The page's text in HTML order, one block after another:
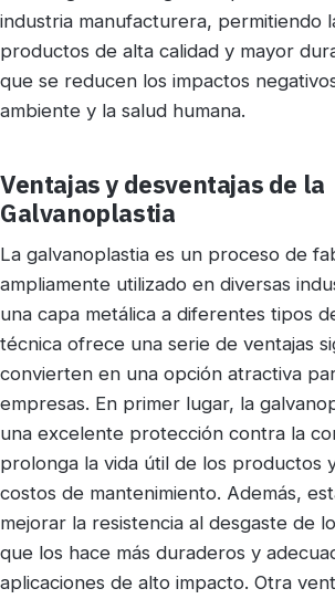
industria manufacturera, permitiendo
productos de alta calidad y mayor
que se reducen los impactos
ambiente y la salud humana.
Ventajas y desventajas de la
Galvanoplastia
La galvanoplastia es un proceso de
ampliamente utilizado en diversas
una capa metálica a diferentes tipos
técnica ofrece una serie de ventajas
convierten en una opción atractiva
empresas. En primer lugar, la
una excelente protección contra la
prolonga la vida útil de los productos
costos de mantenimiento. Además,
mejorar la resistencia al desgaste de
que los hace más duraderos y
aplicaciones de alto impacto. Otra